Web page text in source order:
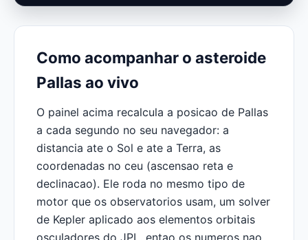
Como acompanhar o asteroide
Pallas ao vivo
O painel acima recalcula a posicao de Pallas
a cada segundo no seu navegador: a
distancia ate o Sol e ate a Terra, as
coordenadas no ceu (ascensao reta e
declinacao). Ele roda no mesmo tipo de
motor que os observatorios usam, um solver
de Kepler aplicado aos elementos orbitais
osculadores do JPL, entao os numeros nao